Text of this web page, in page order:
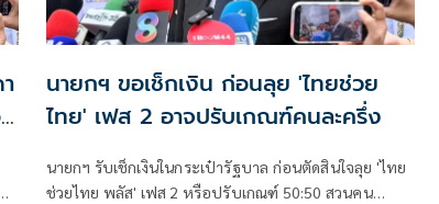
นายกฯ ขอเช็กเงิน ก่อนลุย 'ไทยช่วย
ไทย' เฟส 2 อาจปรับเกณฑ์คนละครึ่ง
นายกฯ รับเช็กเงินในกระเป๋ารัฐบาล ก่อนตัดสินใจลุย 'ไทย
ช่วยไทย พลัส' เฟส 2 หรือปรับเกณฑ์ 50:50 สวนคน